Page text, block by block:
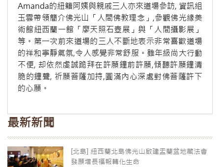
Amanda的紐籍阿姨與親戚三人亦來道場參訪, 資訊組
玉雲帶領簡介佛光山「人間佛教理念」,參觀佛光緣美
術館紐西蘭一館「廖天照石壺展」與「人間攝影展」
等。第一次前來道場的三人不斷地表示非常喜歡道場
的祥和寧靜氣氛,令人感覺非常舒服。雖年級尚大行動
不便, 却依然虔誠跪拜在許願鐘前許願,傾聽許願鐘清
脆的鐘聲, 祈願菩薩加持,圓滿內心深處對佛菩薩許下
的心願。
最新新聞
[北島] 紐西蘭北島佛光山啟建盂蘭盆地藏法會
發願增長福報轉化生命